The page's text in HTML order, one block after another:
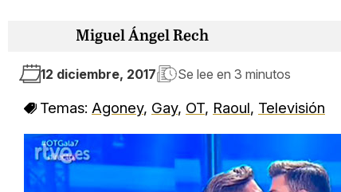
Miguel Ángel Rech
12 diciembre, 2017 Se lee en 3 minutos
Temas: Agoney, Gay, OT, Raoul, Televisión